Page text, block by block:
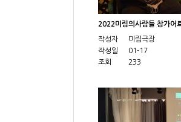
2022미림의사람들 참가어
작성자
미림극장
작성일
01-17
조회
233